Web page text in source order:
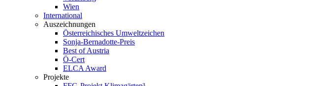
Wien
International
Auszeichnungen
Österreichisches Umweltzeichen
Sonja-Bernadotte-Preis
Best of Austria
Ö-Cert
ELCA Award
Projekte